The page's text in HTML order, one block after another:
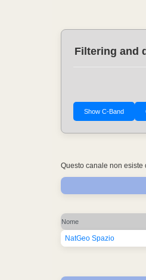
Filtering and
Questo canale non esiste
Nome
NatGeo Spazio